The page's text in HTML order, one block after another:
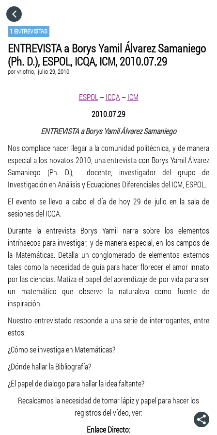
1 ENTREVISTAS
ENTREVISTA a Borys Yamil Álvarez Samaniego
(Ph. D.), ESPOL, ICQA, ICM, 2010.07.29
porvriofrio, julio 29, 2010
ESPOL –ICQA –ICM
2010.07.29
ENTREVISTA a Borys Yamil Álvarez Samaniego
Nos complace hacer llegar a la comunidad politécnica, y de manera
especial a los novatos 2010, una entrevista con Borys Yamil Álvarez
Samaniego (Ph. D.), docente, investigador del grupo de
Investigación en Análisis y Ecuaciones Diferenciales del ICM, ESPOL.
El evento se llevo a cabo el día de hoy 29 de julio en la sala de
sesiones del ICQA.
Durante la entrevista Borys Yamil narra sobre los elementos
intrínsecos para investigar, y de manera especial, en los campos de
la Matemáticas. Detalla un conglomerado de elementos externos
tales como la necesidad de guía para hacer florecer el amor innato
por las ciencias. Matiza el papel del aprendizaje de por vida para ser
un matemático que observe la naturaleza como fuente de
inspiración.
Nuestro entrevistado responde a una serie de interrogantes, entre
estos:
¿Cómo se investiga en Matemáticas?
¿Dónde hallar la Bibliografía?
¿El papel de dialogo para hallar la idea faltante?
Recalcamos la necesidad de tomar lápiz y papel para hacer los
registros del vídeo, ver:
Enlace Directo:
CATEGORÍAS
VISITA EL SITIO WEB